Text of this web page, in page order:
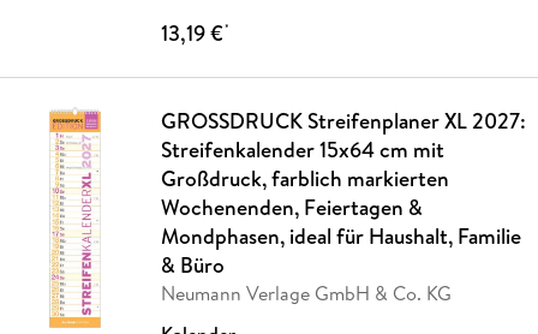
13,19 €*
GROSSDRUCK Streifenplaner XL 2027:
Streifenkalender 15x64 cm mit
Großdruck, farblich markierten
Wochenenden, Feiertagen &
Mondphasen, ideal für Haushalt, Familie
& Büro
Neumann Verlage GmbH & Co. KG